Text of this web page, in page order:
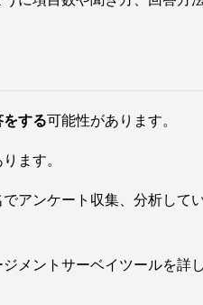
する可能性があります。
ます。
アンケート収集、分析して
メントサーベイツールを詳